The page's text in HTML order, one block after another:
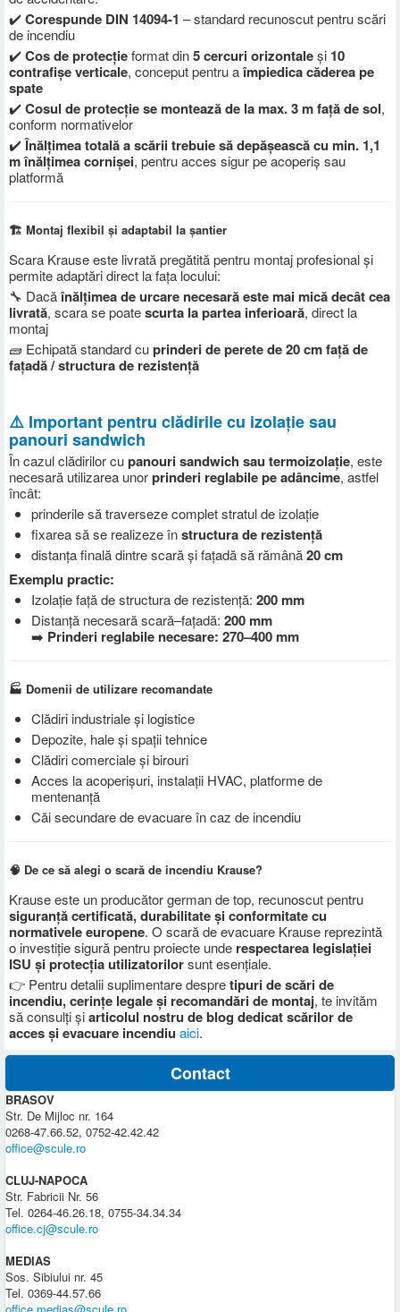
✔️Corespunde DIN 14094-1 – standard recunoscut pentru scări
de incendiu
✔️Cos de protecțieformat din5 cercuri orizontaleși 10
contrafișe verticale, conceput pentru aîmpiedica căderea pe
spate
✔️Cosul de protecție se montează de la max. 3 m față de sol,
conform normativelor
✔️Înălțimea totală a scării trebuie să depășească cu min. 1,1
m înălțimea cornișei, pentru acces sigur pe acoperiș sau
platformă
🏗️ Montaj flexibil și adaptabil la șantier
Scara Krause este livrată pregătită pentru montaj profesional și
permite adaptări direct la fața locului:
🔧 Dacăînălțimea de urcare necesară este mai mică decât cea
livrată, scara se poatescurta la partea inferioară, direct la
montaj
🧱 Echipată standard cuprinderi de perete de 20 cm față de
fațadă / structura de rezistență
⚠️ Important pentru clădirile cu izolație sau
panouri sandwich
În cazul clădirilor cupanouri sandwich sau termoizolație, este
necesară utilizarea unorprinderi reglabile pe adâncime, astfel
încât:
prinderile să traverseze complet stratul de izolație
fixarea să se realizeze înstructura de rezistență
distanța finală dintre scară și fațadă să rămână20 cm
Exemplu practic:
Izolație față de structura de rezistență: 200 mm
Distanță necesară scară–fațadă: 200 mm
➡️ Prinderi reglabile necesare: 270–400 mm
🏭 Domenii de utilizare recomandate
Clădiri industriale și logistice
Depozite, hale și spații tehnice
Clădiri comerciale și birouri
Acces la acoperișuri, instalații HVAC, platforme de
mentenanță
Căi secundare de evacuare în caz de incendiu
🧠 De ce să alegi o scară de incendiu Krause?
Krause este un producător german de top, recunoscut pentru
siguranță certificată, durabilitate și conformitate cu
normativele europene. O scară de evacuare Krause reprezintă
o investiție sigură pentru proiecte unde respectarea legislației
ISU și protecția utilizatorilorsunt esențiale.
👉 Pentru detalii suplimentare despretipuri de scări de
incendiu, cerințe legale și recomandări de montaj, te invităm
să consulți șiarticolul nostru de blog dedicat scărilor de
acces și evacuare incendiu aici.
Contact
BRASOV
Str. De Mijloc nr. 164
0268-47.66.52, 0752-42.42.42
office@scule.ro
CLUJ-NAPOCA
Str. Fabricii Nr. 56
Tel. 0264-46.26.18, 0755-34.34.34
office.cj@scule.ro
MEDIAS
Sos. Sibiului nr. 45
Tel. 0369-44.57.66